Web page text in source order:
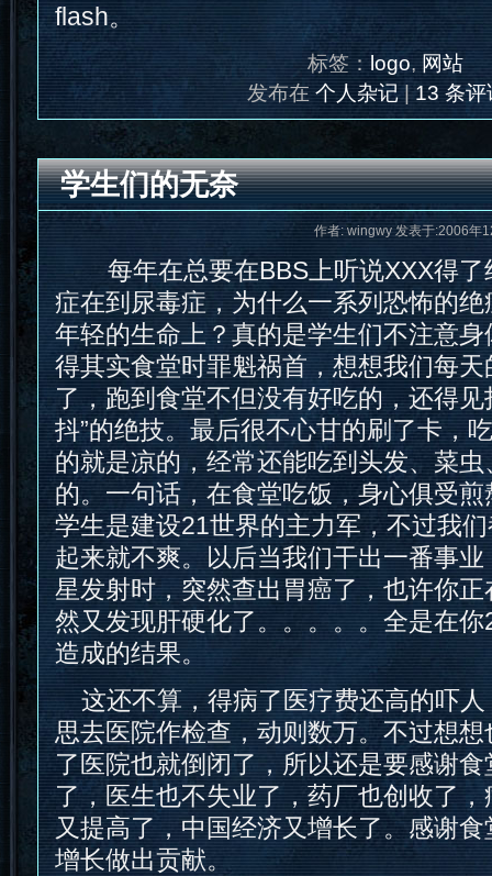
flash。
标签： logo, 网站
发布在 个人杂记|13 条评
学生们的无奈
作者: wingwy 发表于:2006年
每年在总要在BBS上听说XXX得了
症在到尿毒症，为什么一系列恐怖的
年轻的生命上？真的是学生们不注意
得其实食堂时罪魁祸首，想想我们每
了，跑到食堂不但没有好吃的，还得见
抖”的绝技。最后很不心甘的刷了卡，
的就是凉的，经常还能吃到头发、菜
的。一句话，在食堂吃饭，身心俱受
学生是建设21世界的主力军，不过我
起来就不爽。以后当我们干出一番事
星发射时，突然查出胃癌了，也许你
然又发现肝硬化了。。。。。全是在
造成的结果。
这还不算，得病了医疗费还高的吓人
思去医院作检查，动则数万。不过想
了医院也就倒闭了，所以还是要感谢
了，医生也不失业了，药厂也创收了
又提高了，中国经济又增长了。感谢
增长做出贡献。